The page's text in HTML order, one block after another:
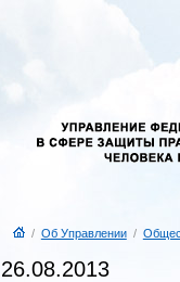
/ Об Управлении/
26.08.2013